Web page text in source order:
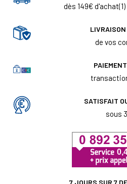
dès 149€
de vos
SATISFAIT
sous
7 JOURS SUR 7